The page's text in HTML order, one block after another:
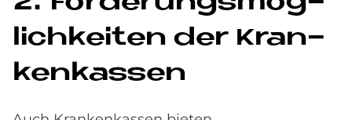
lich­kei­ten der Kran­
ken­kas­sen